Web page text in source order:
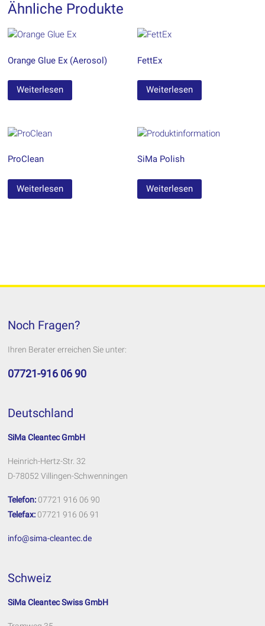
Ähnliche Produkte
Orange Glue Ex (Aerosol)
Weiterlesen
FettEx
Weiterlesen
ProClean
Weiterlesen
SiMa Polish
Weiterlesen
Noch Fragen?
Ihren Berater erreichen Sie unter:
07721-916 06 90
Deutschland
SiMa Cleantec GmbH
Heinrich-Hertz-Str. 32
D-78052 Villingen-Schwenningen
Telefon: 07721 916 06 90
Telefax: 07721 916 06 91
info@sima-cleantec.de
Schweiz
SiMa Cleantec Swiss GmbH